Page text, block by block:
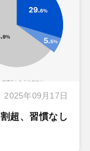
2025年09月17日
超、習慣なし